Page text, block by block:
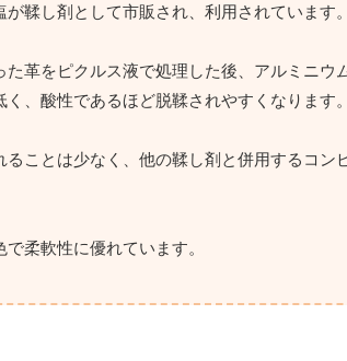
鞣し剤として市販され、利用されています。
革をピクルス液で処理した後、アルミニウ
、酸性であるほど脱鞣されやすくなります。
ことは少なく、他の鞣し剤と併用するコ
柔軟性に優れています。